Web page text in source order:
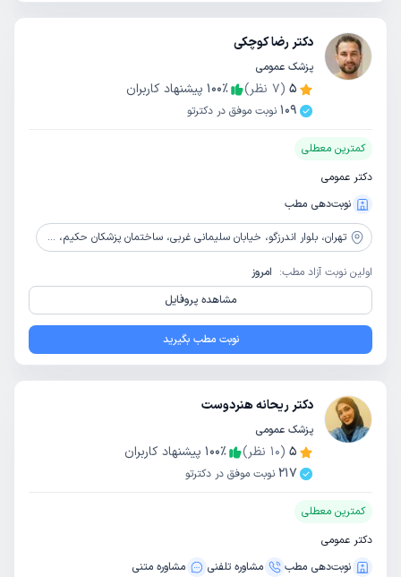
دکتر رضا کوچکی
پزشک عمومی
5
(
7 نظر) 100٪
پیشنهاد کاربران
109 نوبت موفق در دکترتو
کمترین معطلی
دکتر عمومی
نوبت‌دهی مطب
تهران، بلوار اندرزگو، خیابان سلیمانی غربی، ساختمان پزشکان حکیم، طبقه پنجم، واحد30
اولین نوبت آزاد مطب: امروز
مشاهده پروفایل
نوبت مطب بگیرید
دکتر ریحانه هنردوست
پزشک عمومی
5
(
10 نظر) 100٪
پیشنهاد کاربران
217 نوبت موفق در دکترتو
کمترین معطلی
دکتر عمومی
نوبت‌دهی مطب
مشاوره‌ تلفنی مشاوره‌ متنی